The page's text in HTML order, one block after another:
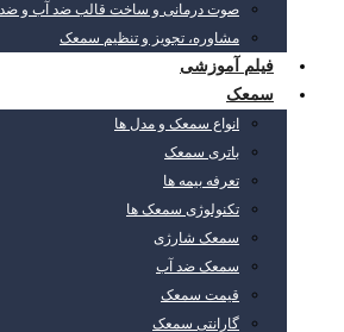
صوت درمانی و ساخت قالب ضد آب و
مشاوره، تجویز و تنظیم سمعک
فیلم آموزشی
سمعک
انواع سمعک و مدل ها
باتری سمعک
تعرفه بیمه ها
تکنولوژی سمعک ها
سمعک شارژی
سمعک ضد آب
قیمت سمعک
گارانتی سمعک